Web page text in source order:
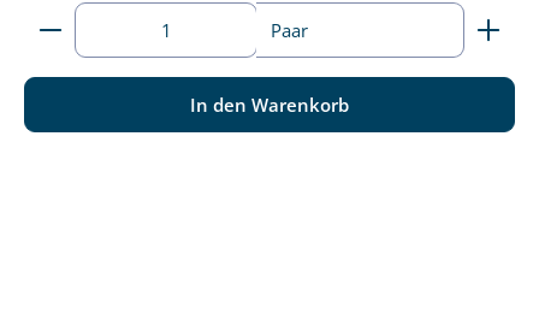
Produkt Anzahl: Gib den gewünschten Wert ein
Paar
In den Warenkorb